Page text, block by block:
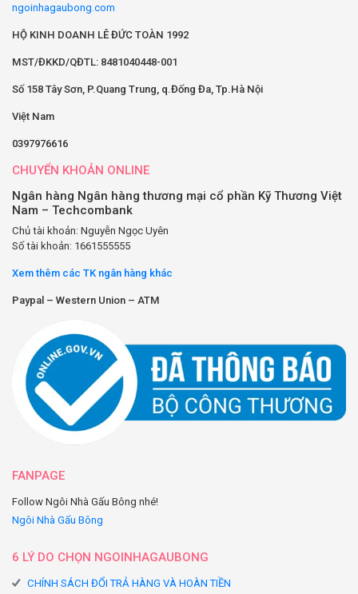
ngoinhagaubong.com
HỘ KINH DOANH LÊ ĐỨC TOÀN 1992
MST/ĐKKD/QĐTL: 8481040448-001
Số 158 Tây Sơn, P.Quang Trung, q.Đống Đa, Tp.Hà Nội
Việt Nam
0397976616
CHUYỂN KHOẢN ONLINE
Ngân hàng Ngân hàng thương mại cổ phần Kỹ Thương Việt
Nam – Techcombank
Chủ tài khoản: Nguyễn Ngọc Uyên
Số tài khoản: 1661555555
Xem thêm các TK ngân hàng khác
Paypal – Western Union – ATM
FANPAGE
Follow Ngôi Nhà Gấu Bông nhé!
Ngôi Nhà Gấu Bông
6 LÝ DO CHỌN NGOINHAGAUBONG
CHÍNH SÁCH ĐỔI TRẢ HÀNG VÀ HOÀN TIỀN